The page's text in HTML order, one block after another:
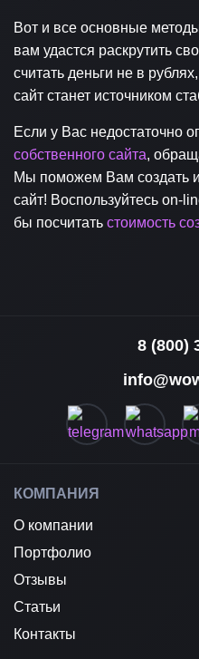
Вот и все основные
вам удастся раскрутить
считать деньги не в
сайт станет источником
Если у Вас недостаточно
собственного сайта,
Мы поможем Вам создать
сайт! Воспользуйтесь on-
бы посчитать стоимость
8 (800)
КОМПАНИЯ
О компании
Портфолио
Отзывы
Статьи
Контакты